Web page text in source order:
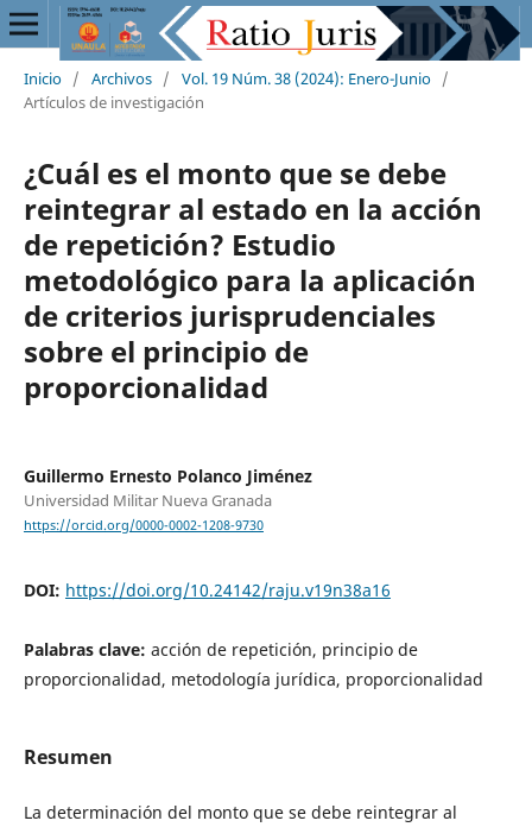
Inicio / Archivos / Vol. 19 Núm. 38 (2024): Enero-Junio /
Artículos de investigación
¿Cuál es el monto que se debe
reintegrar al estado en la acción
de repetición? Estudio
metodológico para la aplicación
de criterios jurisprudenciales
sobre el principio de
proporcionalidad
Guillermo Ernesto Polanco Jiménez
Universidad Militar Nueva Granada
https://orcid.org/0000-0002-1208-9730
DOI: https://doi.org/10.24142/raju.v19n38a16
Palabras clave: acción de repetición, principio de
proporcionalidad, metodología jurídica, proporcionalidad
Resumen
La determinación del monto que se debe reintegrar al